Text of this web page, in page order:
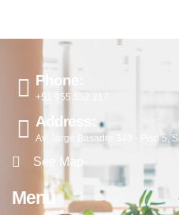
Phone:
+51 955 552 217
Address:
Av. Jorge Basadre 349 - Piso 5,
See Map
Menu